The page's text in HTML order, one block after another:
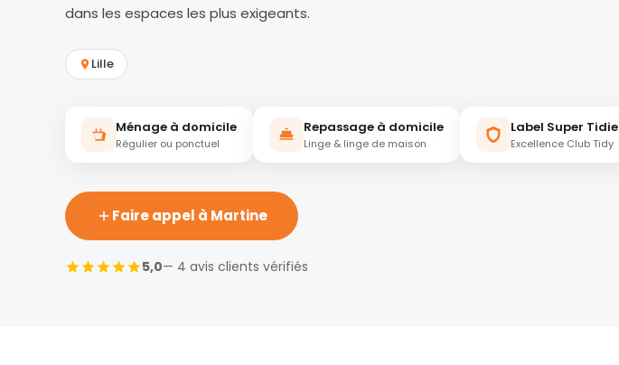
dans les espaces les plus exigeants.
Lille
Ménage à domicile
Régulier ou ponctuel
Repassage à domicile
Linge & linge de maison
Label Super Tidie
Excellence Club Tidy
Faire appel à Martine
5,0— 4 avis clients vérifiés